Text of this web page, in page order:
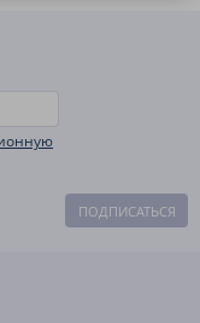
ПОДПИСАТЬСЯ